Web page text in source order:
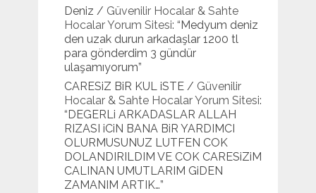
Deniz / Güvenilir Hocalar & Sahte
Hocalar Yorum Sitesi: “ Medyum deniz
den uzak durun arkadaşlar 1200 tl
para gönderdim 3 gündür
ulaşamıyorum”
CARESiZ BiR KUL iSTE/ Güvenilir
Hocalar & Sahte Hocalar Yorum Sitesi:
“ DEGERLi ARKADASLAR ALLAH
RIZASI iCiN BANA BiR YARDIMCI
OLURMUSUNUZ LUTFEN COK
DOLANDIRILDIM VE COK CARESiZiM
CALINAN UMUTLARIM GiDEN
ZAMANIM ARTIK…”